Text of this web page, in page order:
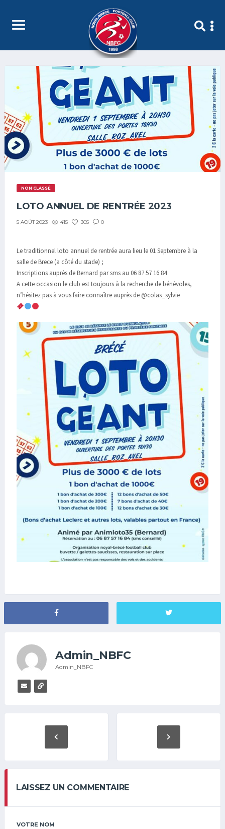
NON CLASSÉ
LOTO ANNUEL DE RENTRÉE 2023
5 AOÛT 2023 415 305 0
Le traditionnel loto annuel de rentrée aura lieu le 01 Septembre à la
salle de Brece (a côté du stade) ;
Inscriptions auprès de Bernard par sms au 06 87 57 16 84
A cette occasion le club est toujours à la recherche de bénévoles,
n’hésitez pas à vous faire connaître auprès de @colas_sylvie
Admin_NBFC
Admin_NBFC
LAISSEZ UN COMMENTAIRE
VOTRE NOM